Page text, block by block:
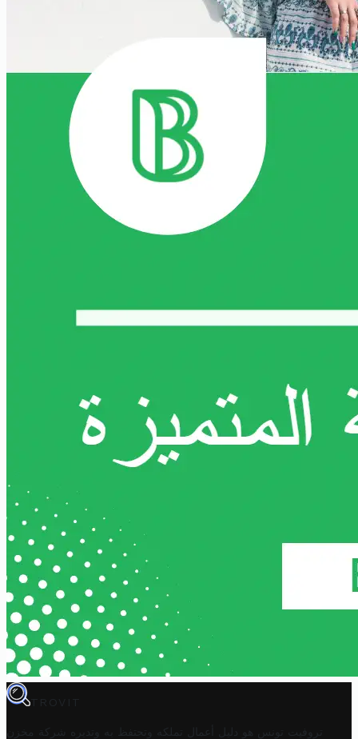
TROVIT
تروفيت تونس هو دليل أعمال تملكه وتحتفظ به وتديره
شركة مخزن